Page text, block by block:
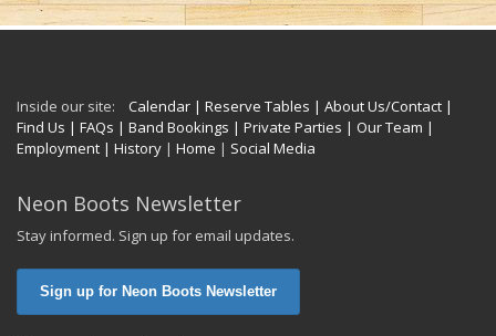
Inside our site: Calendar | Reserve Tables | About Us/Contact |
Find Us | FAQs | Band Bookings | Private Parties | Our Team |
Employment | History | Home | Social Media
Neon Boots Newsletter
Stay informed. Sign up for email updates.
Sign up for Neon Boots Newsletter